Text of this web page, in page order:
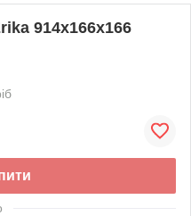
914x166x166